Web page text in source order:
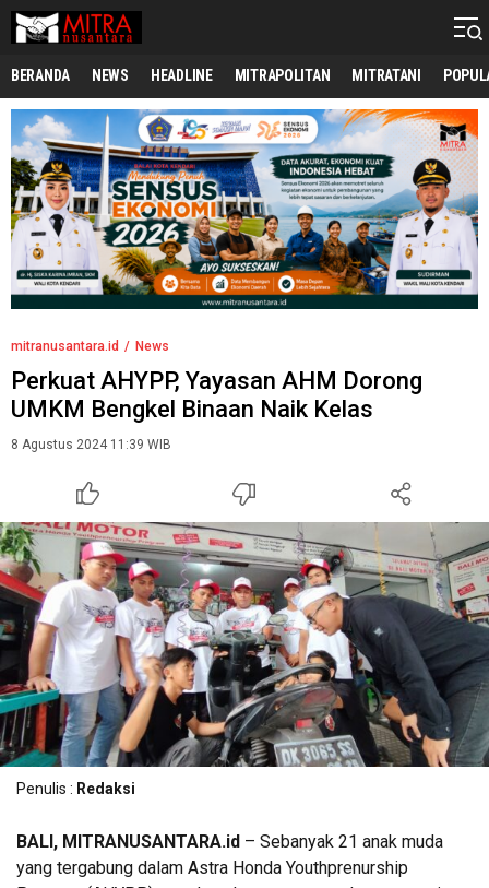
mitranusantara.id
Mitranya Masyarakat Indonesia
BERANDA NEWS HEADLINE MITRAPOLITAN MITRATANI
mitranusantara.id News
Perkuat AHYPP, Yayasan AHM Dorong
UMKM Bengkel Binaan Naik Kelas
8 Agustus 2024 11:39 WIB
Penulis : Redaksi
BALI, MITRANUSANTARA.id – Sebanyak 21 anak muda
yang tergabung dalam Astra Honda Youthprenurship